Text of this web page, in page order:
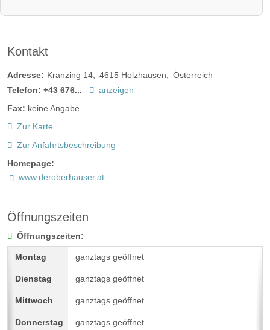
Kontakt
Adresse: Kranzing 14 4615 Holzhausen
Österreich
Telefon: +43 676...
anzeigen
Fax: keine Angabe
Zur Karte
Zur Anfahrtsbeschreibung
Homepage:
www.deroberhauser.at
Öffnungszeiten
Öffnungszeiten:
ganztags geöffnet
ganztags geöffnet
ganztags geöffnet
ganztags geöffnet